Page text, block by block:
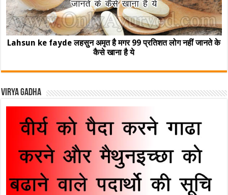
Lahsun ke fayde लहसुन अमृत है मगर 99 प्रतिशत लोग नहीं जानते के
कैसे खाना है ये
Virya Gadha